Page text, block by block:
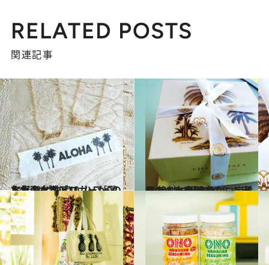
RELATED POSTS
関連記事
2016.11.20
人気の女性ブロガーが選んだ リピ決定！ ハワイのお土産ベスト10
旅＆お出かけ 2014.12.24
目上の方に贈るのにも安心 絶対に間違わない定番ハワイ土産10選
旅＆お出かけ